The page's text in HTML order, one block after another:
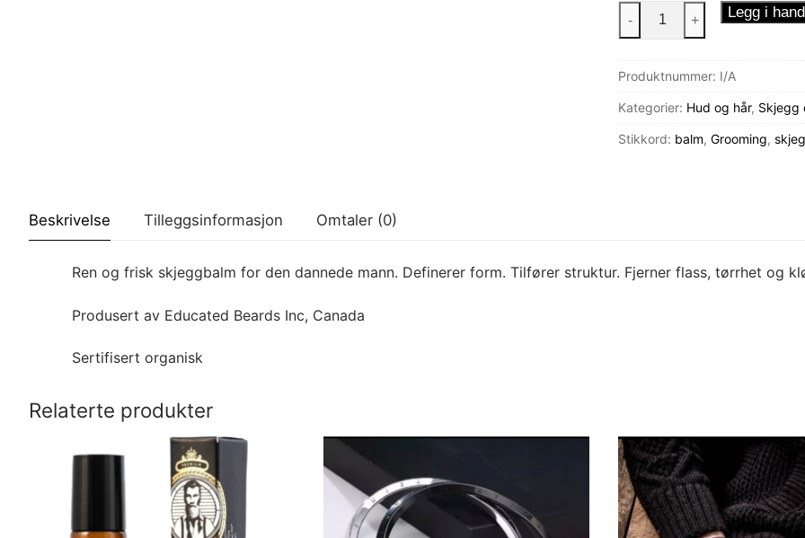
Skjeggbalm
50ml
- + Legg i
Produktnummer: I/A
Kategorier: Hud og hår, Skjegg
Stikkord: balm, Grooming,
Beskrivelse Tilleggsinformasjon Omtaler (0)
Ren og frisk skjeggbalm for den dannede mann. Definerer form. Tilfører struktur. Fjerner flass, tørrhet og
Produsert av Educated Beards Inc, Canada
Sertifisert organisk
Relaterte produkter